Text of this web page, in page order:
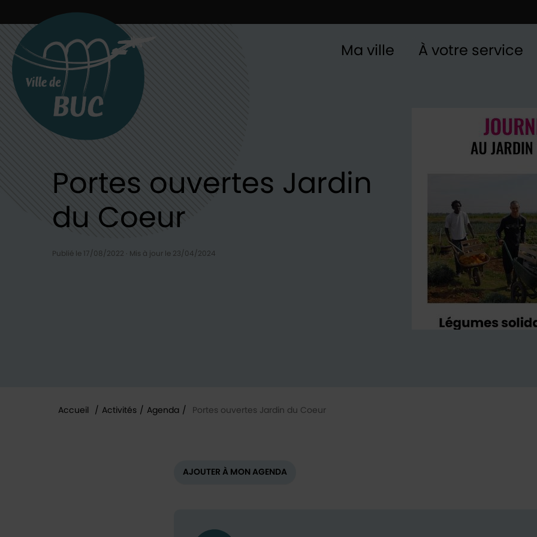
Ma ville À votre service
Portes ouvertes Jardin
du Coeur
Publié le 17/08/2022 · Mis à jour le 23/04/2024
Accueil / Activités / Agenda / Portes ouvertes Jardin du Coeur
AJOUTER À MON AGENDA